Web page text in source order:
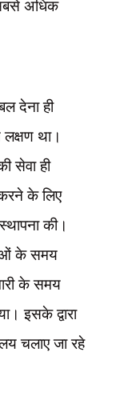
अधिक
देना ही
लक्षण था।
सेवा ही
करने के लिए
की।
के समय
के समय
इसके द्वारा
चलाए जा रहे